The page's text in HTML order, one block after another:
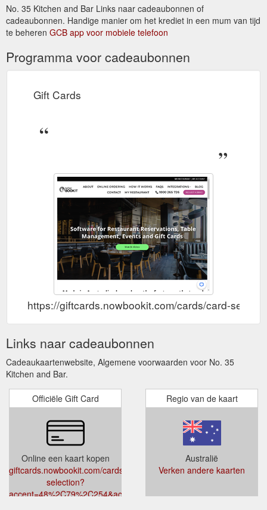
No. 35 Kitchen and Bar Links naar cadeaubonnen of
cadeaubonnen. Handige manier om het krediet in een mum van tijd
te beheren GCB app voor mobiele telefoon
Programma voor cadeaubonnen
Gift Cards
https://giftcards.nowbookit.com/cards/card-
Links naar cadeaubonnen
Cadeaukaartenwebsite, Algemene voorwaarden voor No. 35
Kitchen and Bar.
Officiële Gift Card
Online een kaart kopen
giftcards.nowbookit.com/cards/card-
selection?
accent=48%2C79%2C254&accountid=b5cc705d-
Regio van de kaart
Australië
Verken andere kaarten